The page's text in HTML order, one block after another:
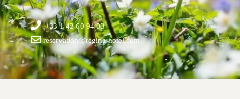
+33 1 42 60 94 03
reservation@regina-hotel.com